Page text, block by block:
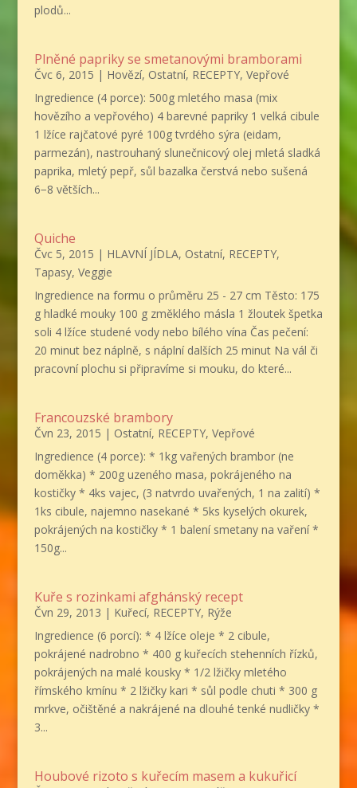
plodů...
Plněné papriky se smetanovými bramborami
Čvc 6, 2015 | Hovězí, Ostatní, RECEPTY, Vepřové
Ingredience (4 porce): 500g mletého masa (mix
hovězího a vepřového) 4 barevné papriky 1 velká cibule
1 lžíce rajčatové pyré 100g tvrdého sýra (eidam,
parmezán), nastrouhaný slunečnicový olej mletá sladká
paprika, mletý pepř, sůl bazalka čerstvá nebo sušená
6−8 větších...
Quiche
Čvc 5, 2015 | HLAVNÍ JÍDLA, Ostatní, RECEPTY,
Tapasy, Veggie
Ingredience na formu o průměru 25 - 27 cm Těsto: 175
g hladké mouky 100 g změklého másla 1 žloutek špetka
soli 4 lžíce studené vody nebo bílého vína Čas pečení:
20 minut bez náplně, s náplní dalších 25 minut Na vál či
pracovní plochu si připravíme si mouku, do které...
Francouzské brambory
Čvn 23, 2015 | Ostatní, RECEPTY, Vepřové
Ingredience (4 porce): * 1kg vařených brambor (ne
doměkka) * 200g uzeného masa, pokrájeného na
kostičky * 4ks vajec, (3 natvrdo uvařených, 1 na zalití) *
1ks cibule, najemno nasekané * 5ks kyselých okurek,
pokrájených na kostičky * 1 balení smetany na vaření *
150g...
Kuře s rozinkami afghánský recept
Čvn 29, 2013 | Kuřecí, RECEPTY, Rýže
Ingredience (6 porcí): * 4 lžíce oleje * 2 cibule,
pokrájené nadrobno * 400 g kuřecích stehenních řízků,
pokrájených na malé kousky * 1/2 lžičky mletého
římského kmínu * 2 lžičky kari * sůl podle chuti * 300 g
mrkve, očištěné a nakrájené na dlouhé tenké nudličky *
3...
Houbové rizoto s kuřecím masem a kukuřicí